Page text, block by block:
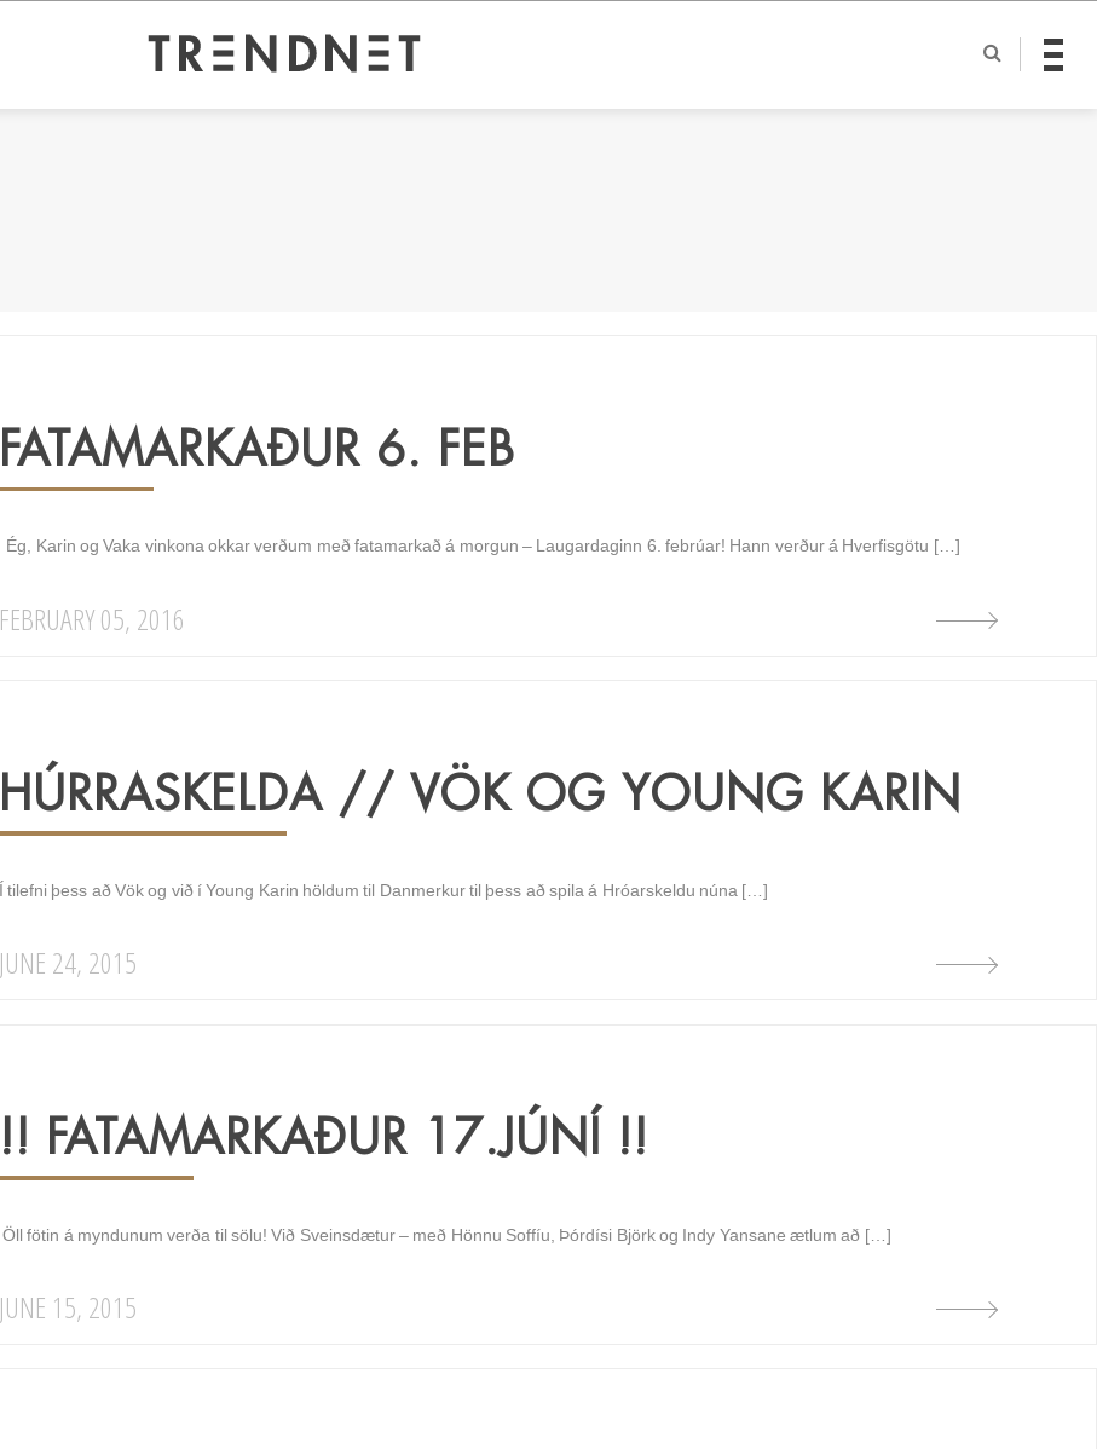
FATAMARKAÐUR 6. FEB
Ég, Karin og Vaka vinkona okkar verðum með fatamarkað á morgun – Laugardaginn 6. febrúar! Hann verður á Hverfisgötu […]
FEBRUARY 05, 2016
HÚRRASKELDA // VÖK OG YOUNG KARIN
Í tilefni þess að Vök og við í Young Karin höldum til Danmerkur til þess að spila á Hróarskeldu núna […]
JUNE 24, 2015
!! FATAMARKAÐUR 17.JÚNÍ !!
Öll fötin á myndunum verða til sölu! Við Sveinsdætur – með Hönnu Soffíu, Þórdísi Björk og Indy Yansane ætlum að […]
JUNE 15, 2015